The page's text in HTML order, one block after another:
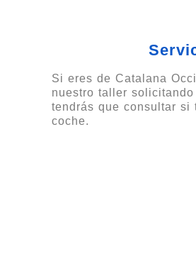
Si eres de Catalana
nuestro taller
tendrás que consultar si
coche.